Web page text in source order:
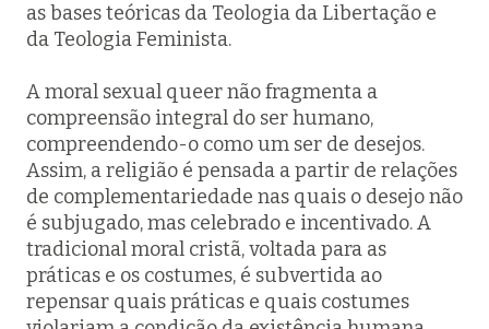
as bases teóricas da Teologia da Libertação e
da Teologia Feminista.
A moral sexual queer não fragmenta a
compreensão integral do ser humano,
compreendendo-o como um ser de desejos.
Assim, a religião é pensada a partir de relações
de complementariedade nas quais o desejo não
é subjugado, mas celebrado e incentivado. A
tradicional moral cristã, voltada para as
práticas e os costumes, é subvertida ao
repensar quais práticas e quais costumes